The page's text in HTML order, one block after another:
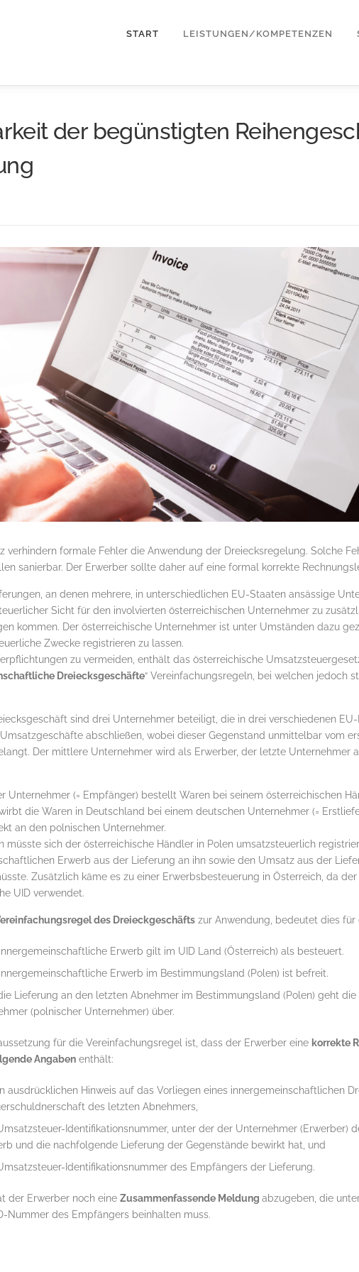
START LEISTUNGEN/KOMPETENZEN
der begünstigten
verhindern formale Fehler die Anwendung der Dreiecksregelung. Solche
sanierbar. Der Erwerber sollte daher auf eine formal korrekte
an denen mehrere, in unterschiedlichen EU-Staaten ansässige
Sicht für den involvierten österreichischen Unternehmer zu
kommen. Der österreichische Unternehmer ist unter Umständen dazu
Zwecke registrieren zu lassen.
zu vermeiden, enthält das österreichische
Dreiecksgeschäfte“ Vereinfachungsregeln, bei welchen jedoch
sind drei Unternehmer beteiligt, die in drei verschiedenen
abschließen, wobei dieser Gegenstand unmittelbar vom
Der mittlere Unternehmer wird als Erwerber, der letzte Unternehmer
Unternehmer (= Empfänger) bestellt Waren bei seinem österreichischen
die Waren in Deutschland bei einem deutschen Unternehmer (=
an den polnischen Unternehmer.
müsste sich der österreichische Händler in Polen umsatzsteuerlich
Erwerb aus der Lieferung an ihn sowie den Umsatz aus der
Zusätzlich käme es zu einer Erwerbsbesteuerung in Österreich, da
UID verwendet.
des Dreieckgeschäfts zur Anwendung, bedeutet dies für
Erwerb gilt im UID Land (Österreich) als besteuert.
Erwerb im Bestimmungsland (Polen) ist befreit.
Lieferung an den letzten Abnehmer im Bestimmungsland (Polen) geht
(polnischer Unternehmer) über.
für die Vereinfachungsregel ist, dass der Erwerber eine korrekte
Angaben enthält:
ausdrücklichen Hinweis auf das Vorliegen eines innergemeinschaftlichen
des letzten Abnehmers,
Identifikationsnummer, unter der der Unternehmer (Erwerber)
und die nachfolgende Lieferung der Gegenstände bewirkt hat, und
Identifikationsnummer des Empfängers der Lieferung.
der Erwerber noch eine Zusammenfassende Meldung abzugeben, die
Nummer des Empfängers beinhalten muss.